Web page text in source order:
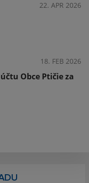
22. APR 2026
18. FEB 2026
Obce Ptičie za